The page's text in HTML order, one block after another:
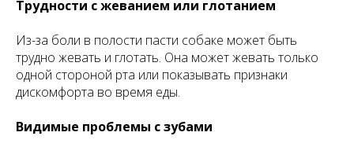
Трудности с жеванием или глотанием
Из-за боли в полости пасти собаке может быть
трудно жевать и глотать. Она может жевать только
одной стороной рта или показывать признаки
дискомфорта во время еды.
Видимые проблемы с зубами